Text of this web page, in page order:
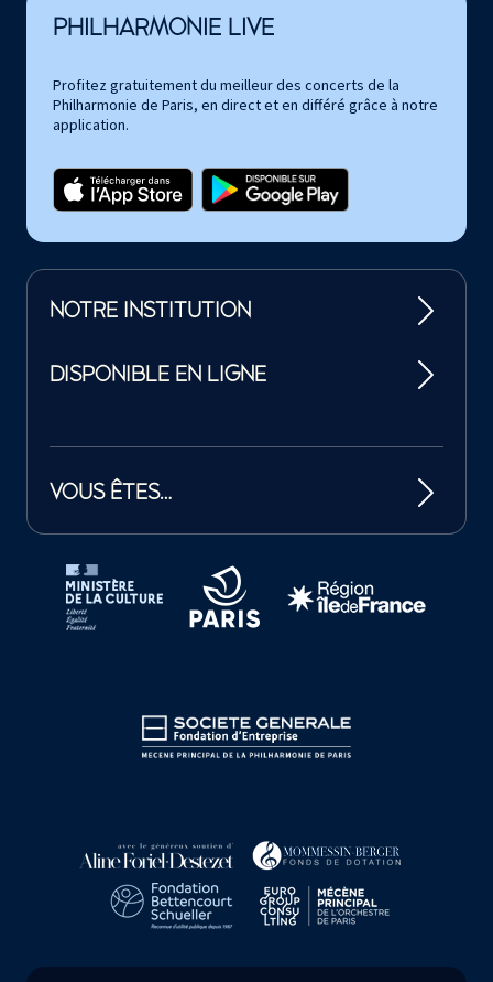
PHILHARMONIE LIVE
Profitez gratuitement du meilleur des concerts de la
Philharmonie de Paris, en direct et en différé grâce à notre
application.
NOTRE INSTITUTION
DISPONIBLE EN LIGNE
VOUS ÊTES…
Tutelles et mécènes de la Philharmonie de Paris